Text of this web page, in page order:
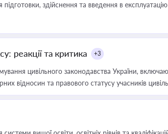
здійснення та введення в експлуатацію
реакції та критика +3
цивільного законодавства України,
відносин та правового статусу учасників